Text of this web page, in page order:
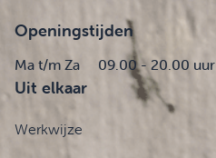
Openingstijden
Ma t/m Za 09.00 - 20.00 uur
Uit elkaar
Werkwijze